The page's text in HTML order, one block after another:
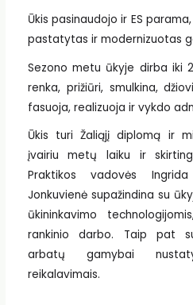
Ūkis pasinaudojo ir ES
pastatytas ir modernizuotas
Sezono metu ūkyje dirba iki
renka, prižiūri, smulkina,
fasuoja, realizuoja ir vykdo
Ūkis turi Žaliąjį diplomą ir
įvairiu metų laiku ir
Praktikos vadovės
Jonkuvienė supažindina su
ūkininkavimo
rankinio darbo. Taip pat
arbatų gamybai
reikalavimais.